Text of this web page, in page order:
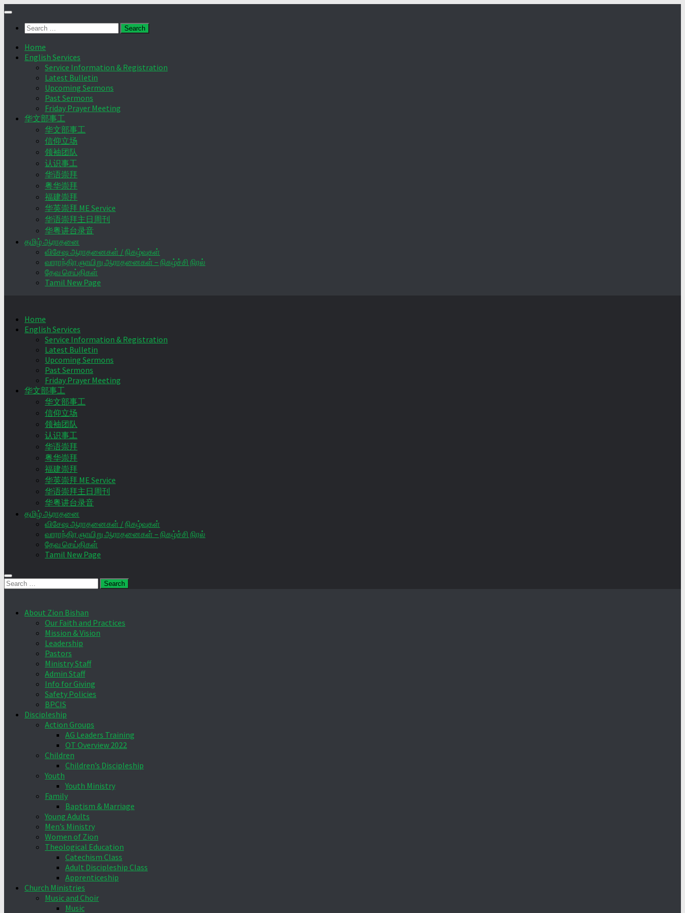
Skip
contentSearch
Home
English Services
Service Information & Registration
Latest Bulletin
Upcoming Sermons
Past Sermons
Friday Prayer Meeting
华文部事工
华文部事工
信仰立场
领袖团队
认识事工
华语崇拜
粤华崇拜
福建崇拜
华英崇拜 ME Service
华语崇拜主日周刊
华粤讲台录音
தமிழ் ஆராதனை
விசேஷ ஆராதனைகள் / நிகழ்வுகள்
வாராந்திர ஞாயிறு ஆராதனைகள் – நிகழ்ச்சி நிரல்
தேவ செய்திகள்
Tamil New Page
Home
English Services
Service Information & Registration
Latest Bulletin
Upcoming Sermons
Past Sermons
Friday Prayer Meeting
华文部事工
华文部事工
信仰立场
领袖团队
认识事工
华语崇拜
粤华崇拜
福建崇拜
华英崇拜 ME Service
华语崇拜主日周刊
华粤讲台录音
தமிழ் ஆராதனை
விசேஷ ஆராதனைகள் / நிகழ்வுகள்
வாராந்திர ஞாயிறு ஆராதனைகள் – நிகழ்ச்சி நிரல்
தேவ செய்திகள்
Tamil New Page
Search
About Zion Bishan
Our Faith and Practices
Mission & Vision
Leadership
Pastors
Ministry Staff
Admin Staff
Info for Giving
Safety Policies
BPCIS
Discipleship
Action Groups
AG Leaders Training
OT Overview 2022
Children
Children’s Discipleship
Youth
Youth Ministry
Family
Baptism & Marriage
Young Adults
Men’s Ministry
Women of Zion
Theological Education
Catechism Class
Adult Discipleship Class
Apprenticeship
Church Ministries
Music and Choir
Music